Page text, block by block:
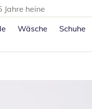
Jahre heine
Wäsche Schuhe